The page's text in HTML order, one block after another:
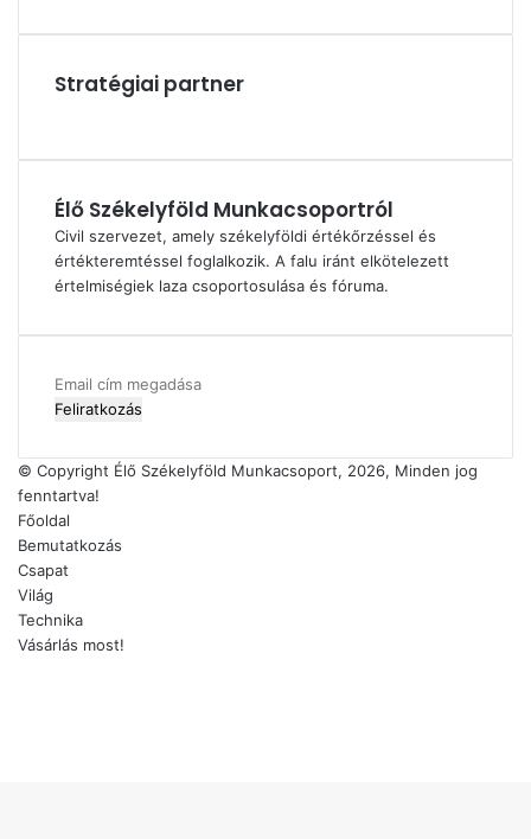
Stratégiai partner
Élő Székelyföld Munkacsoportról
Civil szervezet, amely székelyföldi értékőrzéssel és
értékteremtéssel foglalkozik. A falu iránt elkötelezett
értelmiségiek laza csoportosulása és fóruma.
Email
cím
© Copyright Élő Székelyföld Munkacsoport, 2026, Minden jog
fenntartva!
Főoldal
Bemutatkozás
Csapat
Világ
Technika
Vásárlás most!